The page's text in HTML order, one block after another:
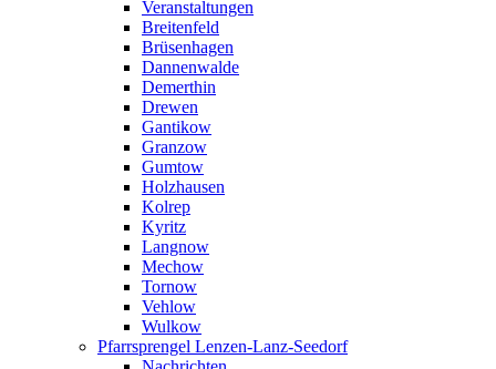
Veranstaltungen
Breitenfeld
Brüsenhagen
Dannenwalde
Demerthin
Drewen
Gantikow
Granzow
Gumtow
Holzhausen
Kolrep
Kyritz
Langnow
Mechow
Tornow
Vehlow
Wulkow
Pfarrsprengel Lenzen-Lanz-Seedorf